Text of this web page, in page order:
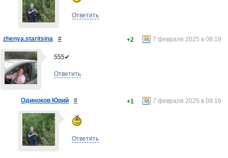
Ответить
zhenya.staritsina # 7 февраля 2025 в 08:19
+2
555✔
Ответить
Одиноков Юрий # 7 февраля 2025 в 09:16
+1
Ответить